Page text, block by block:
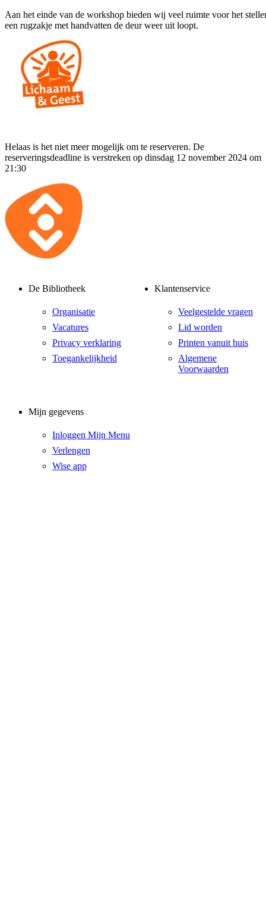
Aan het einde van de workshop bieden wij veel ruimte voor het
een rugzakje met handvatten de deur weer uit loopt.
Helaas is het niet meer mogelijk om te reserveren. De
reserveringsdeadline is verstreken op dinsdag 12 november 2024 om
21:30
De Bibliotheek
Organisatie
Vacatures
Privacy verklaring
Toegankelijkheid
Klantenservice
Veelgestelde vragen
Lid worden
Printen vanuit huis
Algemene
Voorwaarden
Mijn gegevens
Inloggen Mijn Menu
Verlengen
Wise app